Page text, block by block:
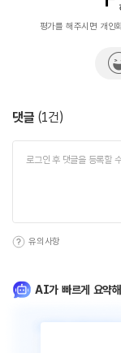
평가를 해주시면 개인
댓글 (1건)
유의사항
AI가 빠르게 요약